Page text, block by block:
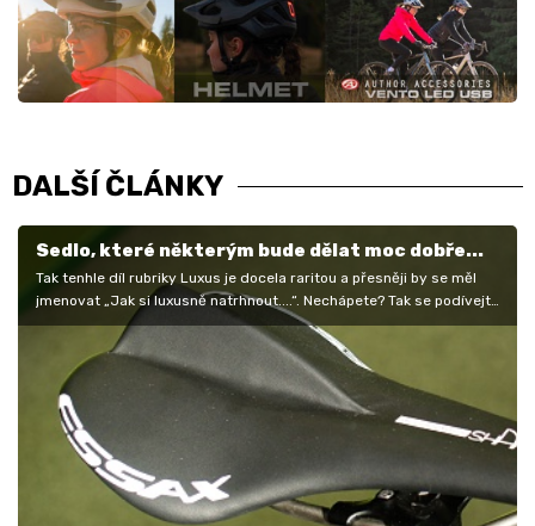
DALŠÍ ČLÁNKY
Sedlo, které některým bude dělat moc dobře...
Tak tenhle díl rubriky Luxus je docela raritou a přesněji by se měl
jmenovat „Jak si luxusně natrhnout....“. Nechápete? Tak se podívejte
na…